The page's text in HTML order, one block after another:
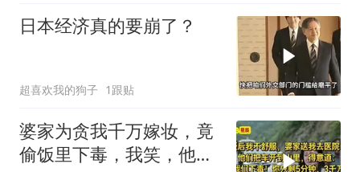
日本经济真的要崩了？
超喜欢我的狗子 1跟贴
婆家为贪我千万嫁妆，竟
偷饭里下毒，我笑，他们